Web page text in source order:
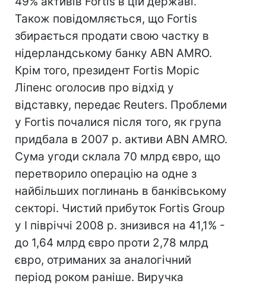
Також повідомляється, що Fortis
збирається продати свою частку в
нідерландському банку ABN AMRO.
Крім того, президент Fortis Моріс
Ліпенс оголосив про відхід у
відставку, передає Reuters. Проблеми
у Fortis почалися після того, як група
придбала в 2007 р. активи ABN AMRO.
Сума угоди склала 70 млрд євро, що
перетворило операцію на одне з
найбільших поглинань в банківському
секторі. Чистий прибуток Fortis Group
у I півріччі 2008 р. знизився на 41,1% -
до 1,64 млрд євро проти 2,78 млрд
євро, отриманих за аналогічний
період роком раніше. Виручка